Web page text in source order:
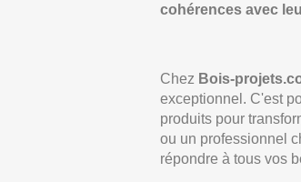
cohérences avec
Chez Bois-
exceptionnel. C'est
produits pour
ou un professionnel
répondre à tous vos